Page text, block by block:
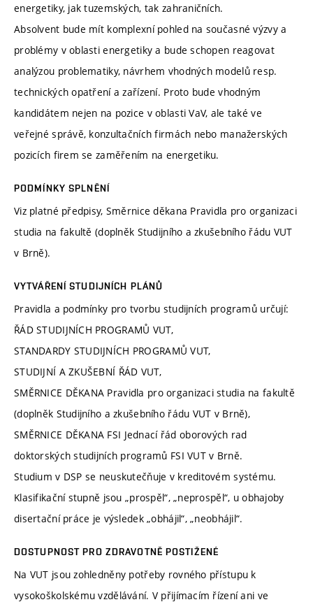
energetiky, jak tuzemských, tak zahraničních.
Absolvent bude mít komplexní pohled na současné výzvy a
problémy v oblasti energetiky a bude schopen reagovat
analýzou problematiky, návrhem vhodných modelů resp.
technických opatření a zařízení. Proto bude vhodným
kandidátem nejen na pozice v oblasti VaV, ale také ve
veřejné správě, konzultačních firmách nebo manažerských
pozicích firem se zaměřením na energetiku.
PODMÍNKY SPLNĚNÍ
Viz platné předpisy, Směrnice děkana Pravidla pro organizaci
studia na fakultě (doplněk Studijního a zkušebního řádu VUT
v Brně).
VYTVÁŘENÍ STUDIJNÍCH PLÁNŮ
Pravidla a podmínky pro tvorbu studijních programů určují:
ŘÁD STUDIJNÍCH PROGRAMŮ VUT,
STANDARDY STUDIJNÍCH PROGRAMŮ VUT,
STUDIJNÍ A ZKUŠEBNÍ ŘÁD VUT,
SMĚRNICE DĚKANA Pravidla pro organizaci studia na fakultě
(doplněk Studijního a zkušebního řádu VUT v Brně),
SMĚRNICE DĚKANA FSI Jednací řád oborových rad
doktorských studijních programů FSI VUT v Brně.
Studium v DSP se neuskutečňuje v kreditovém systému.
Klasifikační stupně jsou „prospěl“, „neprospěl“, u obhajoby
disertační práce je výsledek „obhájil“, „neobhájil“.
DOSTUPNOST PRO ZDRAVOTNĚ POSTIŽENÉ
Na VUT jsou zohledněny potřeby rovného přístupu k
vysokoškolskému vzdělávání. V přijímacím řízení ani ve